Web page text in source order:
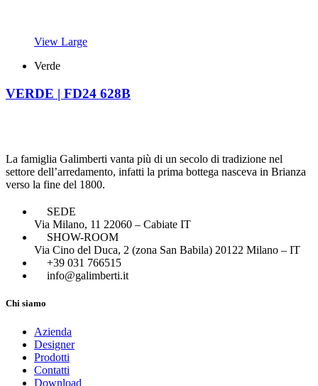
View Large
Verde
VERDE | FD24 628B
La famiglia Galimberti vanta più di un secolo di tradizione nel
settore dell’arredamento, infatti la prima bottega nasceva in Brianza
verso la fine del 1800.
SEDE
Via Milano, 11 22060 – Cabiate IT
SHOW-ROOM
Via Cino del Duca, 2 (zona San Babila) 20122 Milano – IT
+39 031 766515
info@galimberti.it
Chi siamo
Azienda
Designer
Prodotti
Contatti
Download